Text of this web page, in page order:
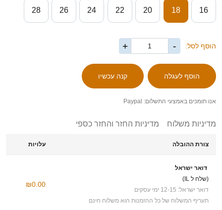
16
18
20
22
24
26
28
הוסף לסל: -
+
אנו תומכים באמצעי התשלום: Paypal
מדיניות משלוח מדיניות החזר והחזר כספי
צורת ההובלה עלויות
דואר ישראל
(שלח ל IL)
דואר ישראל: 12-15 ימי עסקים
תעריף המשלוח של כל ההזמנות הוא משלוח חינם
₪0.00